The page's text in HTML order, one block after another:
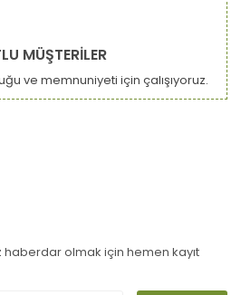
MÜŞTERİLER
ve memnuniyeti için çalışıyoruz.
olmak için hemen kayıt